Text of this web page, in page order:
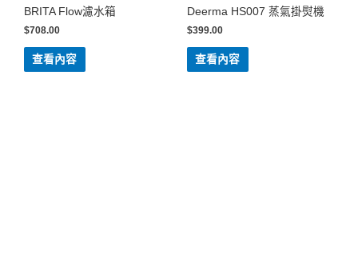
BRITA Flow濾水箱
$708.00
查看內容
Deerma HS007 蒸氣掛熨機
$399.00
查看內容